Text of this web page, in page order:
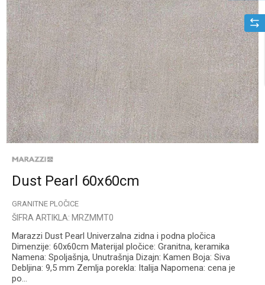
Dust Pearl 60x60cm
GRANITNE PLOČICE
ŠIFRA ARTIKLA: MRZMMT0
Marazzi Dust Pearl Univerzalna zidna i podna pločica
Dimenzije: 60x60cm Materijal pločice: Granitna, keramika
Namena: Spoljašnja, Unutrašnja Dizajn: Kamen Boja: Siva
Debljina: 9,5 mm Zemlja porekla: Italija Napomena: cena je
po...